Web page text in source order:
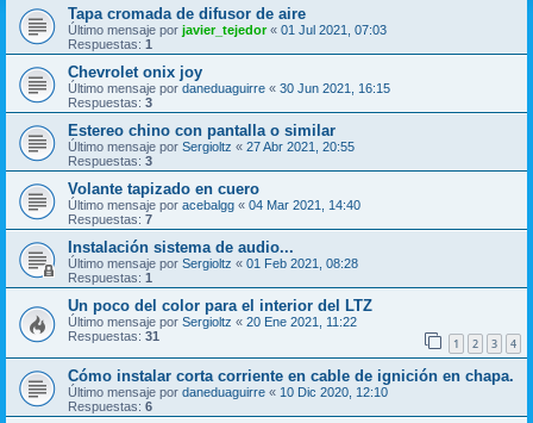
Tapa cromada de difusor de aire
Último mensaje por javier_tejedor« 01 Jul 2021, 07:03
Respuestas: 1
Chevrolet onix joy
Último mensaje por daneduaguirre « 30 Jun 2021, 16:15
Respuestas: 3
Estereo chino con pantalla o similar
Último mensaje por Sergioltz « 27 Abr 2021, 20:55
Respuestas: 3
Volante tapizado en cuero
Último mensaje por acebalgg « 04 Mar 2021, 14:40
Respuestas: 7
Instalación sistema de audio...
Último mensaje por Sergioltz « 01 Feb 2021, 08:28
Respuestas: 1
Un poco del color para el interior del LTZ
Último mensaje por Sergioltz « 20 Ene 2021, 11:22
Respuestas: 31 1 2 3 4
Cómo instalar corta corriente en cable de ignición en chapa.
Último mensaje por daneduaguirre « 10 Dic 2020, 12:10
Respuestas: 6